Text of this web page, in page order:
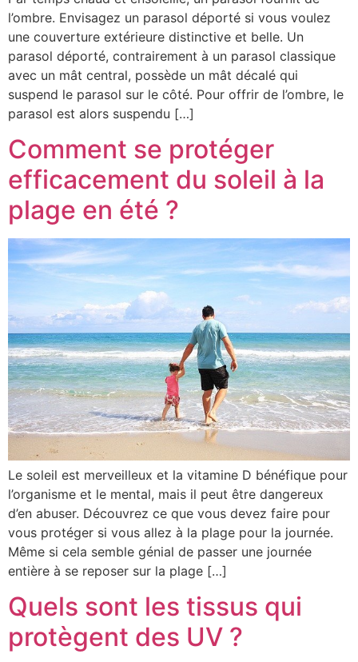
l’ombre. Envisagez un parasol déporté si vous voulez
une couverture extérieure distinctive et belle. Un
parasol déporté, contrairement à un parasol classique
avec un mât central, possède un mât décalé qui
suspend le parasol sur le côté. Pour offrir de l’ombre, le
parasol est alors suspendu […]
Comment se protéger
efficacement du soleil à la
plage en été ?
Le soleil est merveilleux et la vitamine D bénéfique pour
l’organisme et le mental, mais il peut être dangereux
d’en abuser. Découvrez ce que vous devez faire pour
vous protéger si vous allez à la plage pour la journée.
Même si cela semble génial de passer une journée
entière à se reposer sur la plage […]
Quels sont les tissus qui
protègent des UV ?